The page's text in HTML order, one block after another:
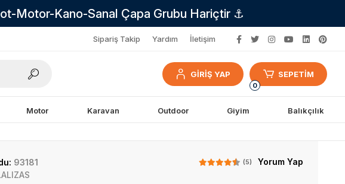
Motor-Kano-Sanal Çapa Grubu Hariçtir ⚓
Sipariş Takip Yardım İletişim
GİRİŞ YAP
0
SEPETİM
Motor Karavan Outdoor Giyim Balıkçılık
93181 (5)
Yorum Yap